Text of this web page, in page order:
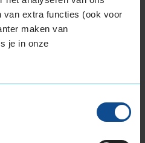
van extra functies (ook voor
maken van
je in onze
Houten, Waterveste 6a
Houten, Waterveste 6a